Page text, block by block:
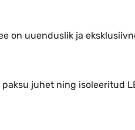
on uuenduslik ja
juhet ning isoleeritud